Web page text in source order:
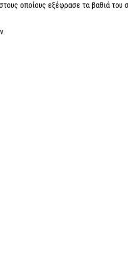
οποίους εξέφρασε τα βαθιά του